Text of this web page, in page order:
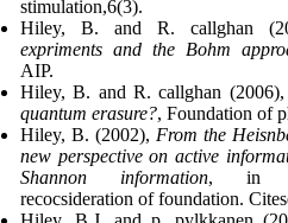
stimulation,6(3).
Hiley, B. and R. callghan
expriments and the Bohm
AIP.
Hiley, B. and R. callghan (2006),
quantum erasure?, Foundation of
Hiley, B. (2002), From the
new perspective on active
Shannon information, in
recocsideration of foundation.